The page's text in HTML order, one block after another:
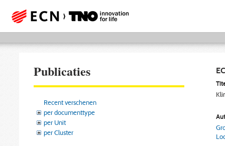
Publicaties
Recent verschenen
per documenttype
per Unit
per Cluster